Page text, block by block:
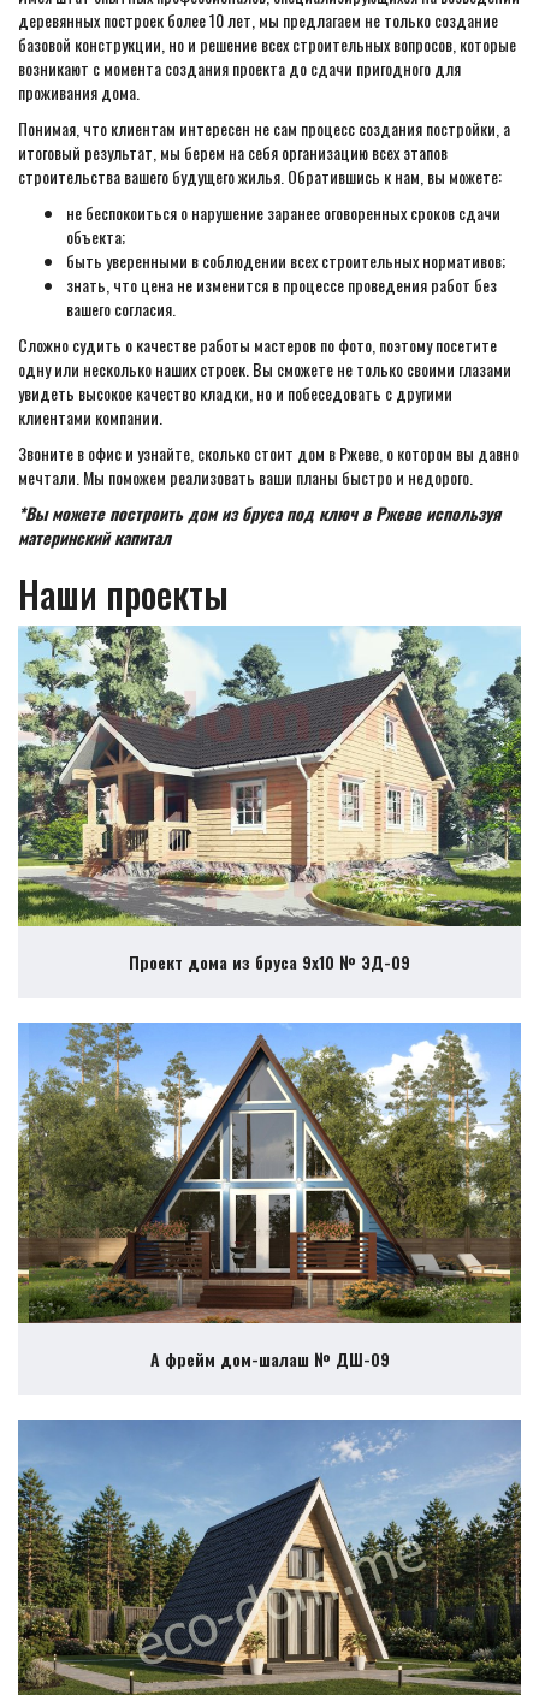
деревянных построек более 10 лет, мы предлагаем не только создание
базовой конструкции, но и решение всех строительных вопросов, которые
возникают с момента создания проекта до сдачи пригодного для
проживания дома.
Понимая, что клиентам интересен не сам процесс создания постройки, а
итоговый результат, мы берем на себя организацию всех этапов
строительства вашего будущего жилья. Обратившись к нам, вы можете:
не беспокоиться о нарушение заранее оговоренных сроков сдачи
объекта;
быть уверенными в соблюдении всех строительных нормативов;
знать, что цена не изменится в процессе проведения работ без
вашего согласия.
Сложно судить о качестве работы мастеров по фото, поэтому посетите
одну или несколько наших строек. Вы сможете не только своими глазами
увидеть высокое качество кладки, но и побеседовать с другими
клиентами компании.
Звоните в офис и узнайте, сколько стоит дом в Ржеве, о котором вы давно
мечтали. Мы поможем реализовать ваши планы быстро и недорого.
*Вы можете построить дом из бруса под ключ в Ржеве используя
материнский капитал
Наши проекты
Проект дома из бруса 9х10 № ЭД-09
А фрейм дом-шалаш № ДШ-09